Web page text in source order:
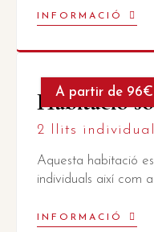
INFORMACIÓ
A partir de 96€
Habitació
2 llits
Aquesta habitació
individuals així com
INFORMACIÓ